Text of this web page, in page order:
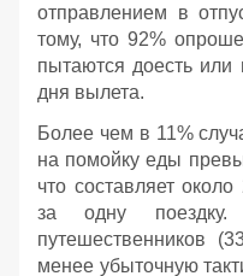
отправлением в
тому, что 92%
пытаются доесть или
дня вылета.
Более чем в 11%
на помойку еды
что составляет
за одну
путешественников
менее убыточную